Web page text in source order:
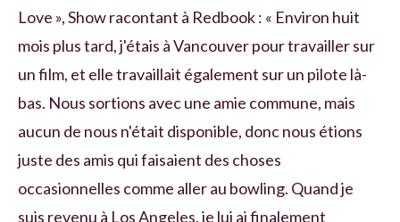
Love », Show racontant à Redbook : « Environ huit
mois plus tard, j'étais à Vancouver pour travailler sur
un film, et elle travaillait également sur un pilote là-
bas. Nous sortions avec une amie commune, mais
aucun de nous n'était disponible, donc nous étions
juste des amis qui faisaient des choses
occasionnelles comme aller au bowling. Quand je
suis revenu à Los Angeles, je lui ai finalement